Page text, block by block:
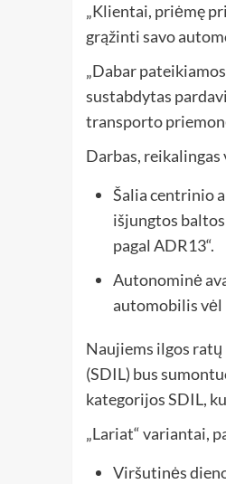
„Klientai, priėmę
grąžinti savo
„Dabar
sustabdytas
transporto
Darbas, reikalingas
Šalia centrinio
išjungtos
pagal ADR13“.
Autonominė
automobilis vėl
Naujiems ilgos
(SDIL) bus
kategorijos SDIL,
„Lariat“ variantai,
Viršutinės